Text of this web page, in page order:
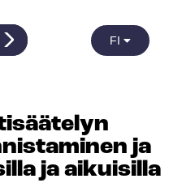
FI
ja
ja aikuisilla